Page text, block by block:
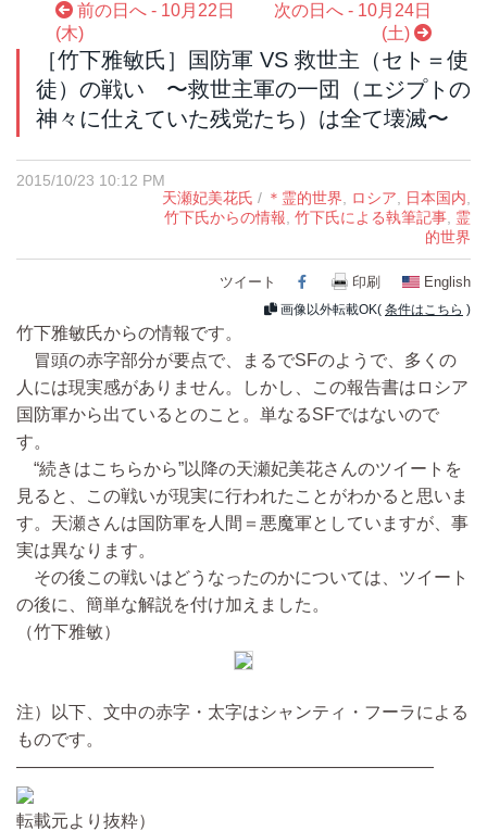
前の日へ - 10月22日
(木)
次の日へ - 10月24日
(土)
［竹下雅敏氏］国防軍 VS 救世主（セト＝使
徒）の戦い 〜救世主軍の一団（エジプトの
神々に仕えていた残党たち）は全て壊滅〜
2015/10/23 10:12 PM
天瀬妃美花氏 / ＊霊的世界 ロシア 日本国内
竹下氏からの情報 竹下氏による執筆記事 霊
的世界
ツイート Facebook
印刷 English
画像以外転載OK( 条件はこちら )
竹下雅敏氏からの情報です。
冒頭の赤字部分が要点で、まるでSFのようで、多くの
人には現実感がありません。しかし、この報告書はロシア
国防軍から出ているとのこと。単なるSFではないので
す。
“続きはこちらから”以降の天瀬妃美花さんのツイートを
見ると、この戦いが現実に行われたことがわかると思いま
す。天瀬さんは国防軍を人間＝悪魔軍としていますが、事
実は異なります。
その後この戦いはどうなったのかについては、ツイート
の後に、簡単な解説を付け加えました。
（竹下雅敏）
注）以下、文中の赤字・太字はシャンティ・フーラによる
ものです。
――――――――――――――――――――――――
転載元より抜粋）